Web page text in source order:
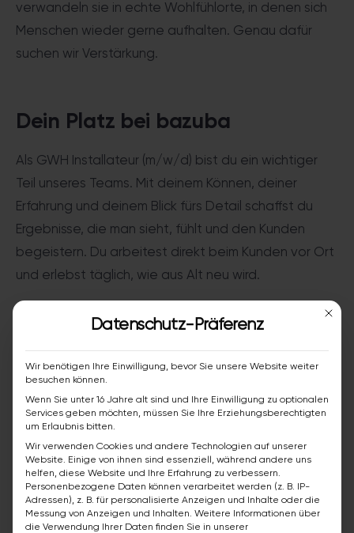
verwandeln sie in echte Wohlfühlorte, in denen sich
Menschen wieder gerne aufhalten. Genau dafür
suchen wir Verstärkung.
Dein Platz bei bazuba
Als GWH Installateur (m/w/d) bist du ein wichtiger
Teil unseres Teams. Mit deinem Können, deiner
Erfahrung und deinem Blick fürs Detail schaffst du
Ergebnisse, die man sieht, fühlt und den Kunden
begeistern. Du arbeitest direkt beim Kunden vor Ort
und erlebst täglich, wie aus Alt neu wird.
aus
Du setzt Duschtassen & montierst
Duschtrennwände
Du bringst Abdichtungen und Paneele an
Du installierst sanitäre Objekte wie Waschtische,
WCs und Armaturen
Mit
Datenschutz-Präferenz
Wir benötigen Ihre Einwilligung, bevor Sie unsere Website weiter
besuchen können.
Wenn Sie unter 16 Jahre alt sind und Ihre Einwilligung zu optionalen
Services geben möchten, müssen Sie Ihre Erziehungsberechtigten
um Erlaubnis bitten.
Wir verwenden Cookies und andere Technologien auf unserer
Website. Einige von ihnen sind essenziell, während andere uns
helfen, diese Website und Ihre Erfahrung zu verbessern.
Personenbezogene Daten können verarbeitet werden (z. B. IP-
Adressen), z. B. für personalisierte Anzeigen und Inhalte oder die
Messung von Anzeigen und Inhalten. Weitere Informationen über
die Verwendung Ihrer Daten finden Sie in unserer